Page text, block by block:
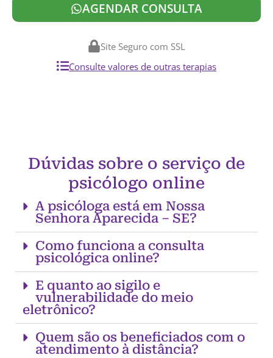
AGENDAR CONSULTA
Site Seguro com SSL
Consulte valores de outras terapias
Dúvidas sobre o serviço de
psicólogo online
A psicóloga está em Nossa
Senhora Aparecida – SE?
Como funciona a consulta
psicológica online?
E quanto ao sigilo e
vulnerabilidade do meio
eletrônico?
Quem são os beneficiados com o
atendimento à distância?